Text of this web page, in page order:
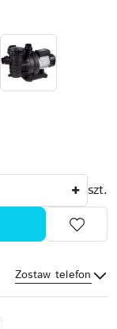
szt.
Zostaw telefon